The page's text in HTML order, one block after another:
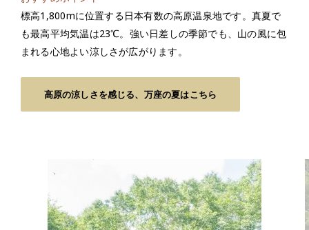
標高1,800mに位置する日本有数の高原温泉地です。真夏で
も最高平均気温は23℃。強い日差しの季節でも、山の風に包
まれる心地よい涼しさが広がります。
高原の涼しさを感じる、万座の夏はこちら